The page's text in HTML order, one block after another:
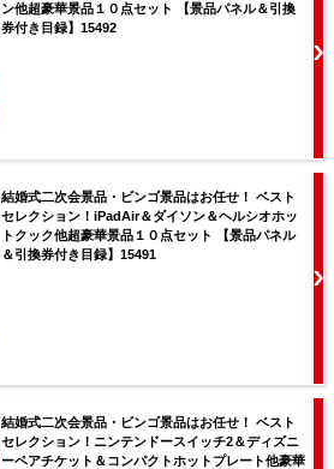
ン他超豪華景品１０点セット 【景品パネル＆引換
券付き目録】15492
結婚式二次会景品・ビンゴ景品はお任せ！ ベスト
セレクション！iPadAir＆ダイソン＆ヘルシオホッ
トクック他超豪華景品１０点セット 【景品パネル
＆引換券付き目録】15491
結婚式二次会景品・ビンゴ景品はお任せ！ ベスト
セレクション！ニンテンドースイッチ2＆ディズニ
ーペアチケット＆コンパクトホットプレート他豪華